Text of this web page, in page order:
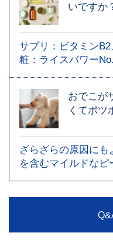
いですか
サプリ：ビタミン
粧：ライスパワー
おでこが
くてポ
ざらざらの原因にも
を含むマイルドな